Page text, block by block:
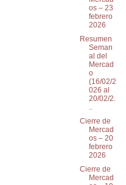
os – 23
febrero
2026
Resumen
Seman
al del
Mercad
o
(16/02/2
026 al
20/02/2.
..
Cierre de
Mercad
os – 20
febrero
2026
Cierre de
Mercad